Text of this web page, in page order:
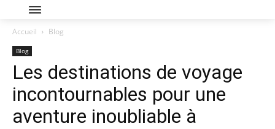
Accueil Blog
Blog
Les destinations de voyage
incontournables pour une
aventure inoubliable à